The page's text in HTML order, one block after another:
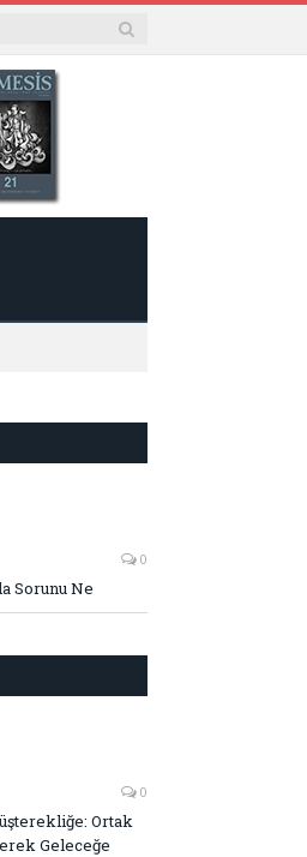
0
Sorunu Ne
0
Ortak
Geleceğe